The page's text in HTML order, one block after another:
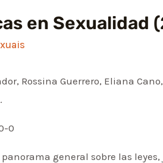
en Sexualidad
Rossina Guerrero, Eliana
0
general sobre las